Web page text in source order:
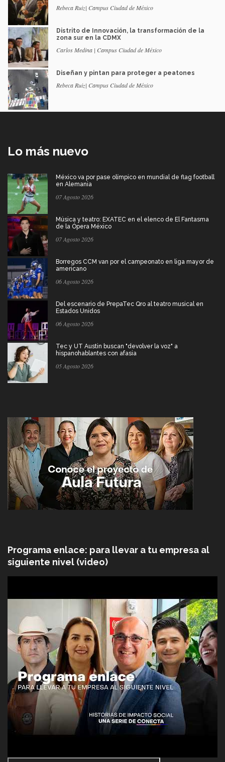
Rebeca Ruiz| Campus Ciudad de México
Distrito de Innovación, la transformación de la
zona sur en la CDMX
Carlos Medina | Campus Ciudad de México
Diseñan y pintan para proteger a peatones
Rebeca Ruiz| Campus Ciudad de México
Lo más nuevo
México va por pase olímpico en mundial de flag football
en Alemania
07 Agosto 2026
Música y teatro: EXATEC en el elenco de El Fantasma
de la Ópera México
07 Agosto 2026
Borregos CCM van por el campeonato en liga mayor de
americano
06 Agosto 2026
Del escenario de PrepaTec Qro al teatro musical en
Estados Unidos
06 Agosto 2026
Tec y UT Austin buscan "devolver la voz" a
hispanohablantes con afasia
05 Agosto 2026
Programa enlace: para llevar a tu empresa al
siguiente nivel (video)